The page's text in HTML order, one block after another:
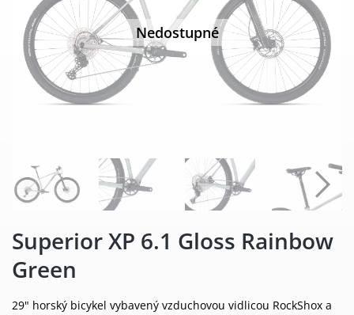
Nedostupné
Superior XP 6.1 Gloss Rainbow
Green
29" horský bicykel vybavený vzduchovou vidlicou RockShox a